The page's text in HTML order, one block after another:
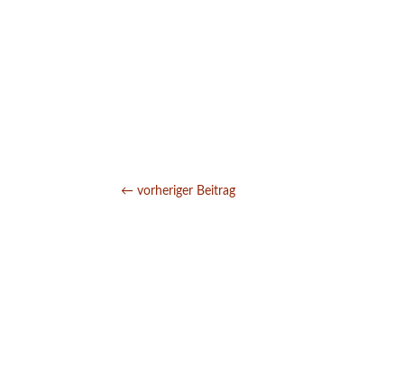
←vorheriger Beitrag